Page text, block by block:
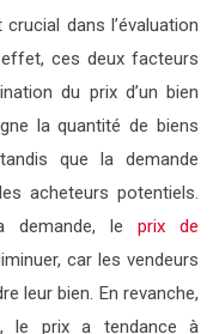
dans l’évaluation
effet, ces deux facteurs
du prix d’un bien
la quantité de biens
que la demande
acheteurs potentiels.
demande, le prix de
car les vendeurs
leur bien. En revanche,
le prix a tendance à